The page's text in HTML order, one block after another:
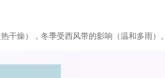
燥），冬季受西风带的影响（温和多雨）。